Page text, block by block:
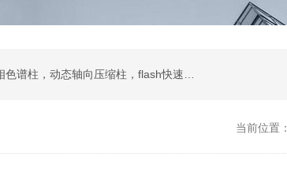
当前位置：